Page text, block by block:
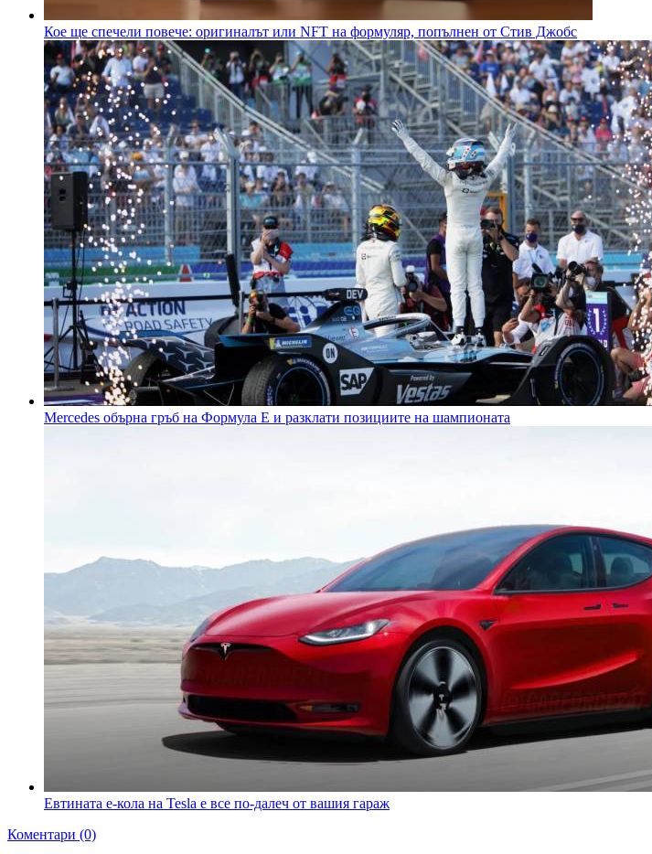
Кое ще спечели повече: оригиналът или NFT на формуляр, попълнен от Стив Джобс
Mercedes обърна гръб на Формула Е и разклати позициите на шампионата
Евтината е-кола на Tesla е все по-далеч от вашия гараж
Коментари (0)